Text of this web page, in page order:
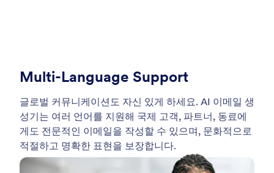
Multi-Language Support
글로벌 커뮤니케이션도 자신 있게 하세요. AI 이메일 생
성기는 여러 언어를 지원해 국제 고객, 파트너, 동료에
게도 전문적인 이메일을 작성할 수 있으며, 문화적으로
적절하고 명확한 표현을 보장합니다.